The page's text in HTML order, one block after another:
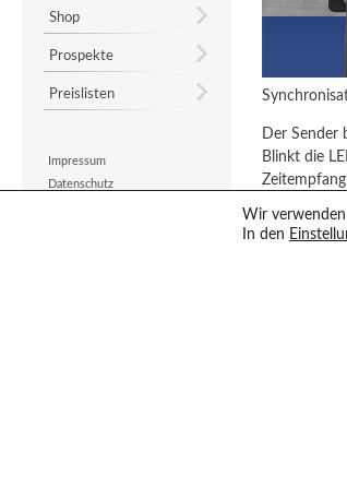
Shop
Prospekte
Preislisten
Impressum
Datenschutz
Der Sender
Blinkt die
DCF-
europaweit
Wir
In den